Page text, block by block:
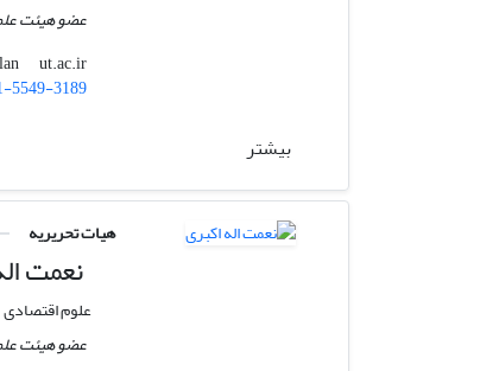
عضو هیئت
ut.ac.ir
5549-3189
بیشتر
هیات تحریریه
نعمت
علوم اقتصادی
عضو هیئت